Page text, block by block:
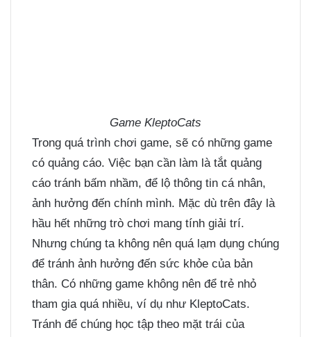
Game KleptoCats
Trong quá trình chơi game, sẽ có những game
có quảng cáo. Việc bạn cần làm là tắt quảng
cáo tránh bấm nhầm, để lộ thông tin cá nhân,
ảnh hưởng đến chính mình. Mặc dù trên đây là
hầu hết những trò chơi mang tính giải trí.
Nhưng chúng ta không nên quá lạm dụng chúng
để tránh ảnh hưởng đến sức khỏe của bản
thân. Có những game không nên để trẻ nhỏ
tham gia quá nhiều, ví dụ như KleptoCats.
Tránh để chúng học tập theo mặt trái của